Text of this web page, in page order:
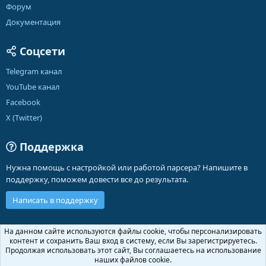
Форум
Документация
Соцсети
Telegram канал
YouTube канал
Facebook
X (Twitter)
Поддержка
Нужна помощь с настройкой или работой парсера? Напишите в
поддержку, поможем довести все до результата.
Написать в поддержку
Russian (RU)
Обратная связь
Условия и правила
Политика конфиденциальности
Помощь
На данном сайте используются файлы cookie, чтобы персонализировать
контент и сохранить Ваш вход в систему, если Вы зарегистрируетесь.
Продолжая использовать этот сайт, Вы соглашаетесь на использование
наших файлов cookie.